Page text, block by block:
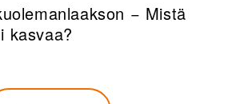
− Mistä
kasvaa?